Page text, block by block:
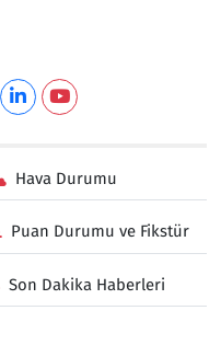
Hava Durumu
Puan Durumu ve Fikstür
Son Dakika Haberleri